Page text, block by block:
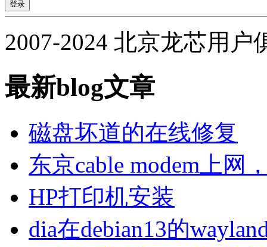
2007-2024 北京龙芯用户
最新blog文章
磁盘坏道的在线修复
东京cable modem上网
HP打印机安装
dia在debian13的